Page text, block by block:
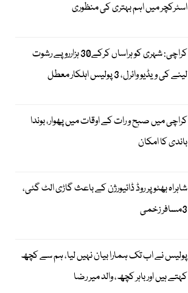
اسٹرکچر میں اہم بہتری کی منظوری
کراچی: شہری کو ہراساں کرکے30 ہزارروپے رشوت
لینے کی ویڈیو وائرل، 3 پولیس اہلکار معطل
کراچی میں صبح و رات کے اوقات میں پھوار، بوندا
باندی کا امکان
شاہراہ بھٹو پر روڈ ڈائیورژن کے باعث گاڑی الٹ گئی،
3مسافر زخمی
پولیس نے اب تک ہمارا بیان نہیں لیا، ہم سے کچھ
کہتے ہیں اور باہر کچھ، والد میر رضا